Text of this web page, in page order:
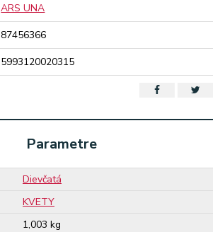
ARS UNA
87456366
5993120020315
Parametre
Dievčatá
KVETY
1,003 kg